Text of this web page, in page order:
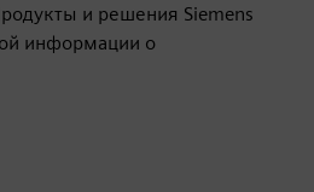
и решения Siemens
информации о